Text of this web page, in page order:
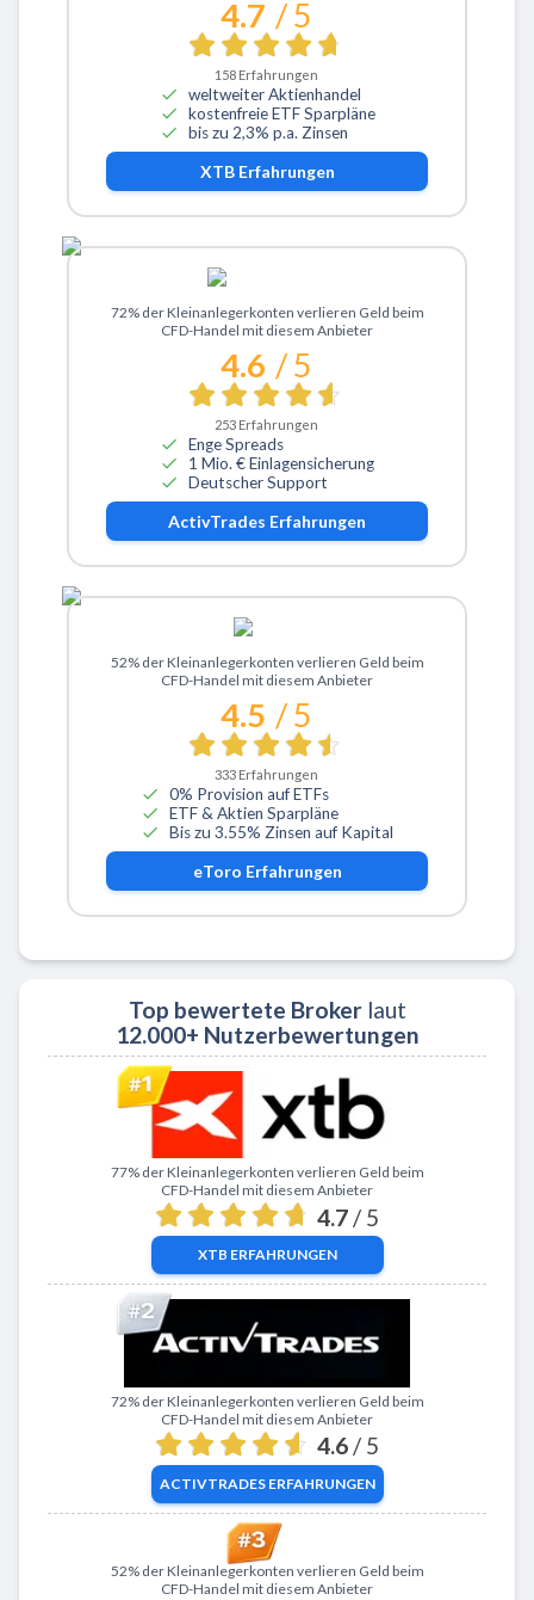
4.7 / 5
158 Erfahrungen
weltweiter Aktienhandel
kostenfreie ETF Sparpläne
bis zu 2,3% p.a. Zinsen
XTBErfahrungen
Zu ActivTrades
72% der Kleinanlegerkonten verlieren Geld beim
CFD-Handel mit diesem Anbieter
4.6 / 5
253 Erfahrungen
Enge Spreads
1 Mio. € Einlagensicherung
Deutscher Support
ActivTrades Erfahrungen
Zu eToro
52% der Kleinanlegerkonten verlieren Geld beim
CFD-Handel mit diesem Anbieter
4.5 / 5
333 Erfahrungen
0% Provision auf ETFs
ETF & Aktien Sparpläne
Bis zu 3.55% Zinsen auf Kapital
eToro Erfahrungen
Top bewertete Brokerlaut
12.000+ Nutzerbewertungen
Zu XTB
77% der Kleinanlegerkonten verlieren Geld beim
CFD-Handel mit diesem Anbieter
4.7 / 5
XTB ERFAHRUNGEN
Zu ActivTrades
72% der Kleinanlegerkonten verlieren Geld beim
CFD-Handel mit diesem Anbieter
4.6 / 5
ACTIVTRADESERFAHRUNGEN
Zu eToro
52% der Kleinanlegerkonten verlieren Geld beim
CFD-Handel mit diesem Anbieter